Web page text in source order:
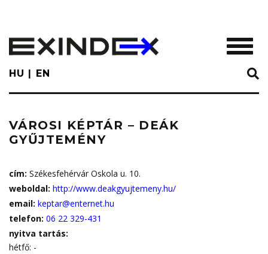
main
content
HU EN
VÁROSI KÉPTÁR – DEÁK
GYŰJTEMÉNY
cím: Székesfehérvár Oskola u. 10.
weboldal: http://www.deakgyujtemeny.hu/
email: keptar@enternet.hu
telefon: 06 22 329-431
nyitva tartás:
hétfő: -